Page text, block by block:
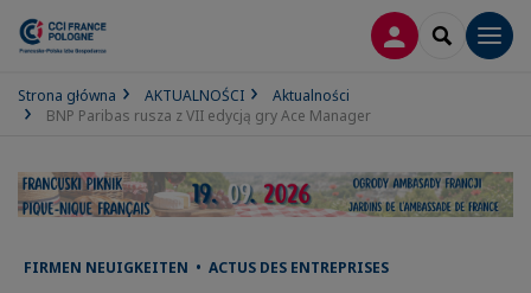
LOGOWANIE
SEARCH
Strona główna AKTUALNOŚCI
Aktualności
BNP Paribas rusza z VII edycją gry Ace Manager
FIRMEN NEUIGKEITEN • ACTUS DES ENTREPRISES